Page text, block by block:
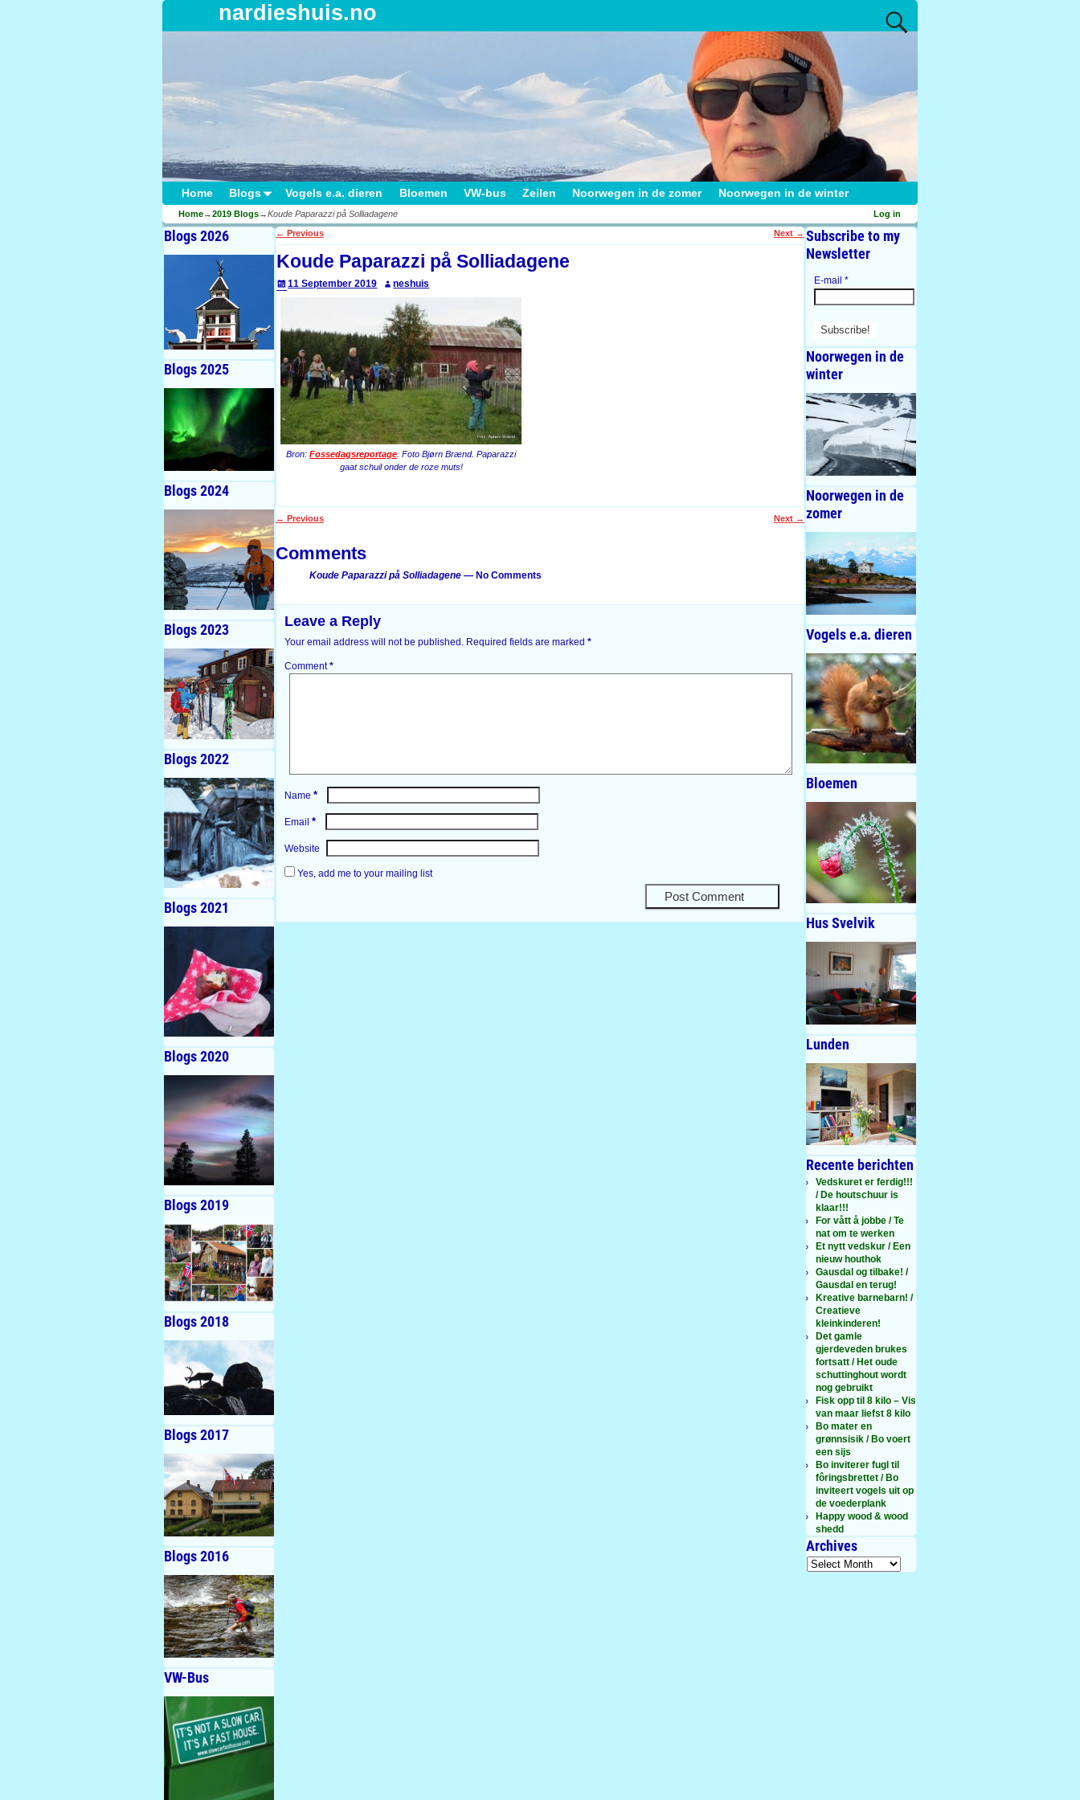
nardieshuis.no
Home Blogs Vogels e.a. dieren Bloemen VW-bus Zeilen Noorwegen in de zomer Noorwegen in de winter
Home→2019 Blogs→Koude Paparazzi på Solliadagene Log in
Post navigation
← Previous Next →
Koude Paparazzi på Solliadagene
11 September 2019 neshuis
Bron: Fossedagsreportage . Foto Bjørn Brænd. Paparazzi
gaat schuil onder de roze muts!
← Previous Next →
Comments
Koude Paparazzi på Solliadagene — No Comments
Leave a Reply
Your email address will not be published. Required fields are marked *
Comment*
Name *
Email *
Website
Yes, add me to your mailing list
Blogs 2026
Blogs 2025
Blogs 2024
Blogs 2023
Blogs 2022
Blogs 2021
Blogs 2020
Blogs 2019
Blogs 2018
Blogs 2017
Blogs 2016
VW-Bus
Subscribe to my
Newsletter
E-mail *
Noorwegen in de
winter
Noorwegen in de
zomer
Vogels e.a. dieren
Bloemen
Hus Svelvik
Lunden
Recente berichten
Vedskuret er ferdig!!!
/ De houtschuur is
klaar!!!
For vått å jobbe / Te
nat om te werken
Et nytt vedskur / Een
nieuw houthok
Gausdal og tilbake! /
Gausdal en terug!
Kreative barnebarn! /
Creatieve
kleinkinderen!
Det gamle
gjerdeveden brukes
fortsatt / Het oude
schuttinghout wordt
nog gebruikt
Fisk opp til 8 kilo – Vis
van maar liefst 8 kilo
Bo mater en
grønnsisik / Bo voert
een sijs
Bo inviterer fugl til
fôringsbrettet / Bo
inviteert vogels uit op
de voederplank
Happy wood & wood
shedd
Archives